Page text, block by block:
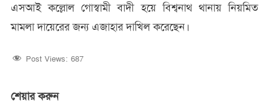
এসআই কল্লোল গোস্বামী বাদী হয়ে বিশ্বনাথ থানায় নিয়মিত
মামলা দায়েরের জন্য এজাহার দাখিল করেছেন।
Post Views: 687
শেয়ার করুন